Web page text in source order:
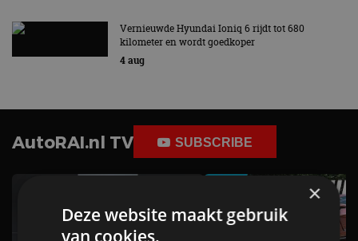
Vernieuwde Hyundai Ioniq 6 rijdt tot 680
kilometer en wordt goedkoper
4 aug
AutoRAI.nl TV SUBSCRIBE
×
Deze website maakt gebruik
van cookies.